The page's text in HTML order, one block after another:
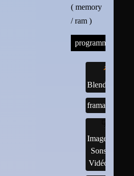
( memory
/ ram )
programmes
Blender
framasoft
Images,
Sons,
Vidéos